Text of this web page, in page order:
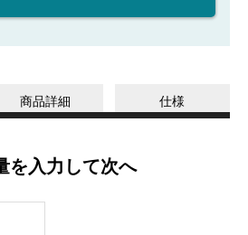
商品詳細 仕様
を入力して次へ